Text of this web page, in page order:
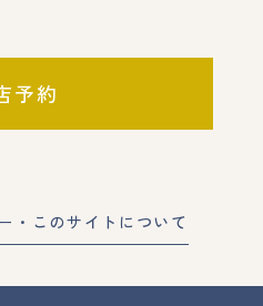
予約
・このサイトについて